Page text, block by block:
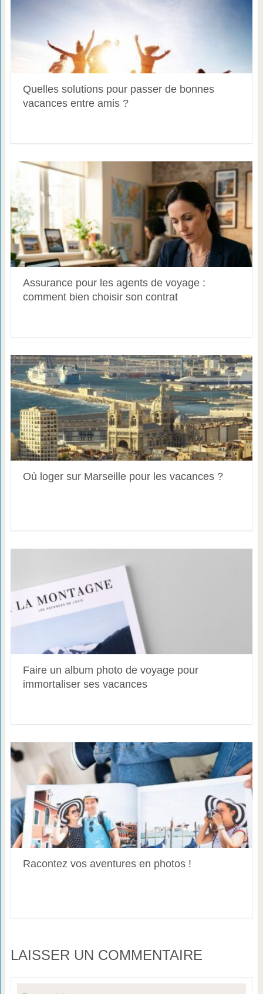
Quelles solutions pour passer de bonnes
vacances entre amis ?
Assurance pour les agents de voyage :
comment bien choisir son contrat
Où loger sur Marseille pour les vacances ?
Faire un album photo de voyage pour
immortaliser ses vacances
Racontez vos aventures en photos !
LAISSER UN COMMENTAIRE